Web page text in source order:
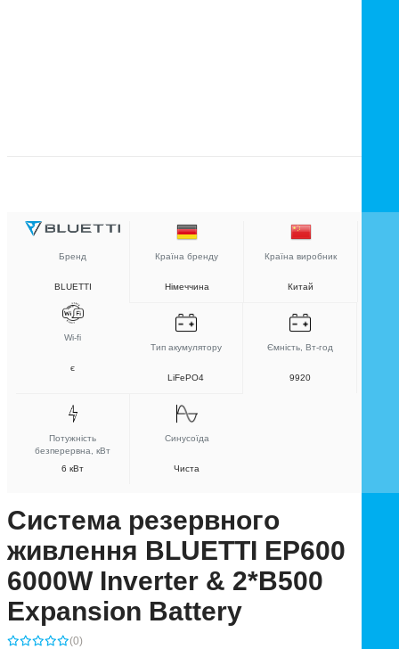
Бренд
BLUETTI
Країна бренду
Німеччина
Країна виробник
Китай
Wi-fi
є
Тип акумулятору
LiFePO4
Ємність, Вт-год
9920
Потужність
безперервна, кВт
6 кВт
Синусоїда
Чиста
Система резервного
живлення BLUETTI EP600
6000W Inverter & 2*B500
Expansion Battery
(0)